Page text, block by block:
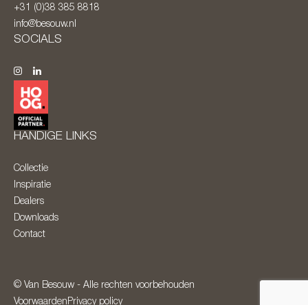
+31 (0)38 385 8818
info@besouw.nl
SOCIALS
HANDIGE LINKS
Collectie
Inspiratie
Dealers
Downloads
Contact
© Van Besouw - Alle rechten voorbehouden
Voorwaarden Privacy policy